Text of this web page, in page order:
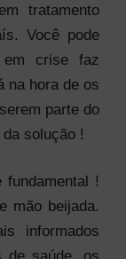
tratamento
Você pode
em crise faz
na hora de os
parte do
solução !
fundamental !
mão beijada.
informados